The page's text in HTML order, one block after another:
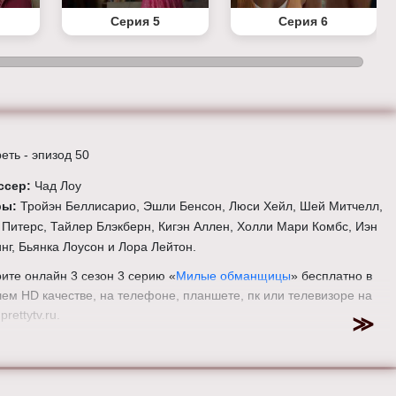
Серия 5 Серия 6
- эпизод 50
Чад Лоу
Тройэн Беллисарио, Эшли Бенсон, Люси Хейл, Шей Митчелл,
Тайлер Блэкберн, Кигэн Аллен, Холли Мари Комбс, Иэн
Бьянка Лоусон и Лора Лейтон.
онлайн 3 сезон 3 серию «Милые обманщицы» бесплатно в
HD качестве, на телефоне, планшете, пк или телевизоре на